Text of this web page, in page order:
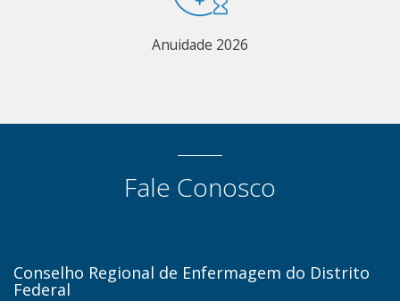
Anuidade 2026
Fale Conosco
Conselho Regional de Enfermagem do Distrito
Federal